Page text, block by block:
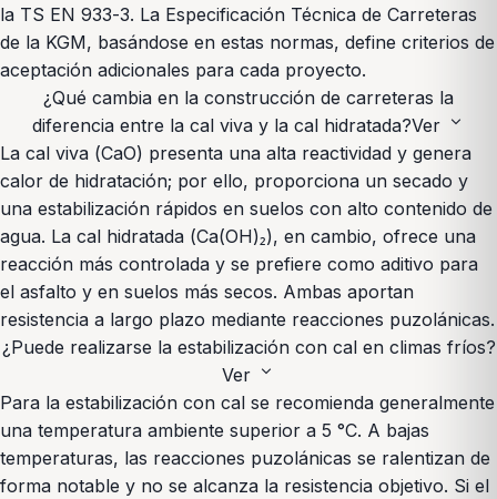
la TS EN 933-3. La Especificación Técnica de Carreteras
de la KGM, basándose en estas normas, define criterios de
aceptación adicionales para cada proyecto.
¿Qué cambia en la construcción de carreteras la
diferencia entre la cal viva y la cal hidratada?Ver expand_more
La cal viva (CaO) presenta una alta reactividad y genera
calor de hidratación; por ello, proporciona un secado y
una estabilización rápidos en suelos con alto contenido de
agua. La cal hidratada (Ca(OH)₂), en cambio, ofrece una
reacción más controlada y se prefiere como aditivo para
el asfalto y en suelos más secos. Ambas aportan
resistencia a largo plazo mediante reacciones puzolánicas.
¿Puede realizarse la estabilización con cal en climas fríos?
Ver expand_more
Para la estabilización con cal se recomienda generalmente
una temperatura ambiente superior a 5 °C. A bajas
temperaturas, las reacciones puzolánicas se ralentizan de
forma notable y no se alcanza la resistencia objetivo. Si el